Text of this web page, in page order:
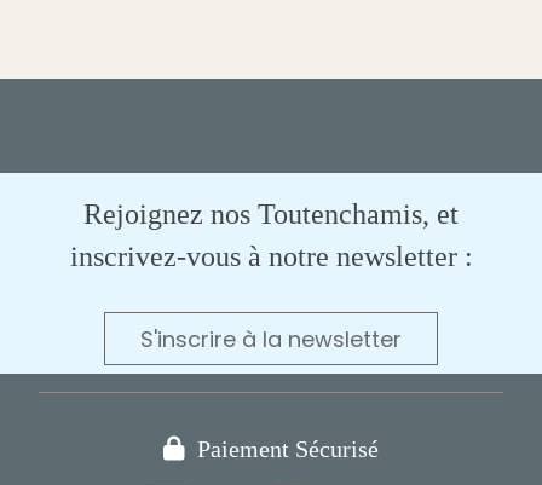
Rejoignez nos Toutenchamis, et
inscrivez-vous à notre newsletter :
S'inscrire à la newsletter
 Paiement Sécurisé